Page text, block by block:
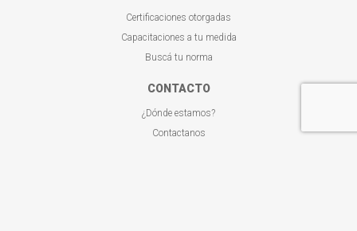
Certificaciones otorgadas
Capacitaciones a tu medida
Buscá tu norma
CONTACTO
¿Dónde estamos?
Contactanos